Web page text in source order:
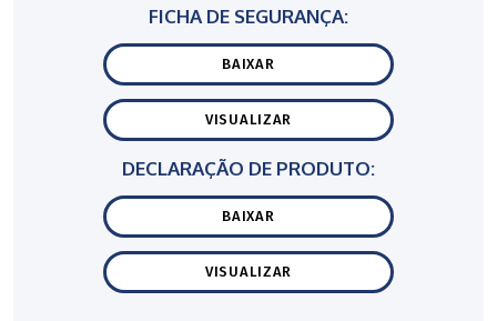
FICHA DE SEGURANÇA:
BAIXAR
VISUALIZAR
DECLARAÇÃO DE PRODUTO:
BAIXAR
VISUALIZAR